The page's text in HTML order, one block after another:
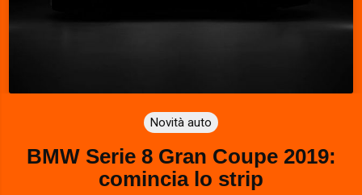
Novità auto
BMW Serie 8 Gran Coupe 2019:
comincia lo strip